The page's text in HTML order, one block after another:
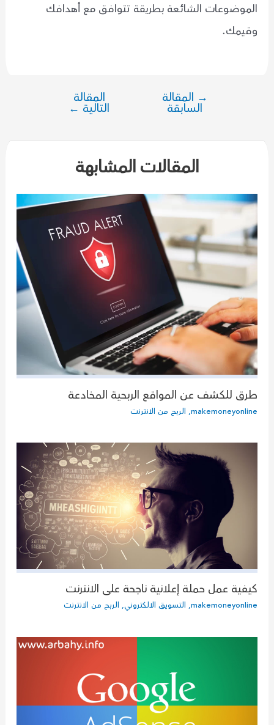
الموضوعات الشائعة بطريقة تتوافق مع أهدافك
وقيمك.
تصفّح→ المقالة
السابقة
المقالة
التالية ←
المقالات المشابهة
طرق للكشف عن المواقع الربحية المخادعة
makemoneyonline
, الربح من الانترنت
كيفية عمل حملة إعلانية ناجحة على الانترنت
makemoneyonline
, التسويق الالكتروني, الربح من الانترنت